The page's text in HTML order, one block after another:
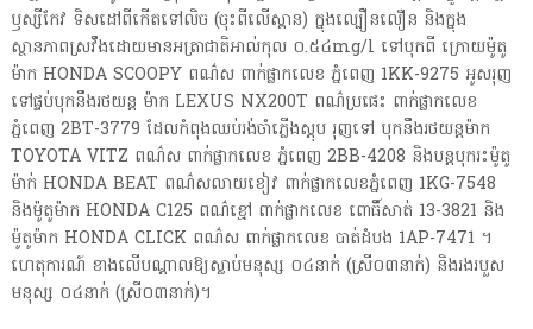
ឫស្សីកែវ ទិសដៅពីកើតទៅលិច (ចុះពីលើស្ពាន) ក្នុងល្បឿនលឿន និងក្នុង
ស្ថានភាពស្រវឹងដោយមានអត្រាជាតិអាល់កុល ០.៥៤mg/l ទៅបុកពី ក្រោយម៉ូតូ
ម៉ាក HONDA SCOOPY ពណ៌ស ពាក់ផ្លាកលេខ ភ្នំពេញ 1KK-9275 អូសរុញ
ទៅផ្ទប់បុកនឹងរថយន្ត ម៉ាក LEXUS NX200T ពណ៌ប្រផេះ ពាក់ផ្លាកលេខ
ភ្នំពេញ 2BT-3779 ដែលកំពុងឈប់រង់ចាំភ្លើងស្តុប រុញទៅ បុកនឹងរថយន្តម៉ាក
TOYOTA VITZ ពណ៌ស ពាក់ផ្លាកលេខ ភ្នំពេញ 2BB-4208 និងបន្តបុករះម៉ូតូ
ម៉ាក់ HONDA BEAT ពណ៌សលាយខៀវ ពាក់ផ្លាកលេខភ្នំពេញ 1KG-7548
និងម៉ូតូម៉ាក HONDA C125 ពណ៌ខ្មៅ ពាក់ផ្លាកលេខ ពោធិ៍សាត់ 13-3821 និង
ម៉ូតូម៉ាក HONDA CLICK ពណ៌ស ពាក់ផ្លាកលេខ បាត់ដំបង 1AP-7471 ។
ហេតុការណ៍ ខាងលើបណ្តាលឱ្យស្លាប់មនុស្ស ០៤នាក់ (ស្រី០៣នាក់) និងរងរបួស
មនុស្ស ០៤នាក់ (ស្រី០៣នាក់)។